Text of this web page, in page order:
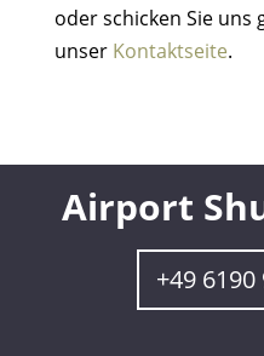
oder schicken Sie uns
unser Kontaktseite.
Airport
+49